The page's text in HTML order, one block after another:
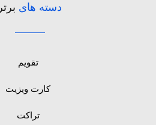
دسته های برتر
تقویم
کارت ویزیت
تراکت